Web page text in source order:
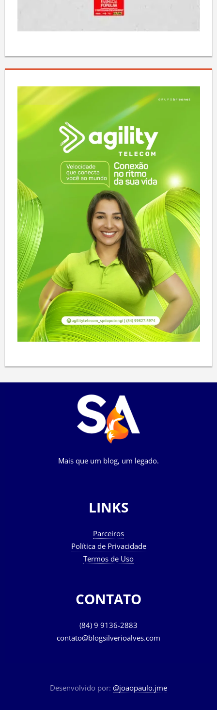
Mais que um blog, um legado.
LINKS
Parceiros
Política de Privacidade
Termos de Uso
CONTATO
(84) 9 9136-2883
contato@blogsilverioalves.com
Desenvolvido por: @joaopaulo.jme